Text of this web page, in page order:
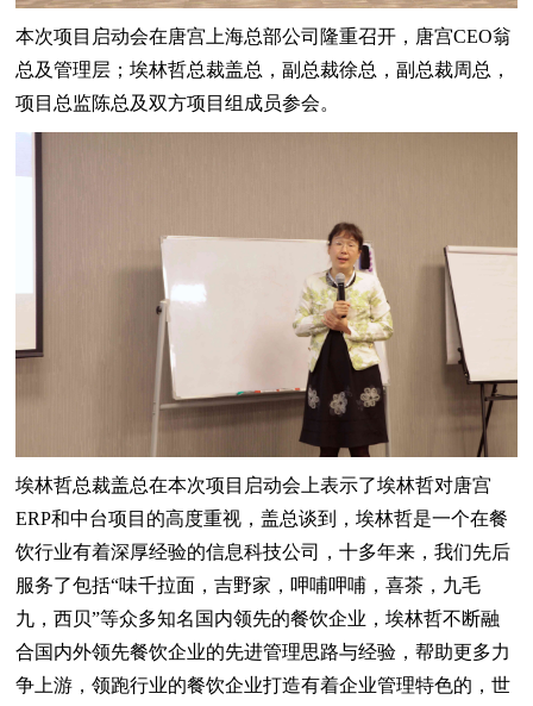
本次项目启动会在唐宫上海总部公司隆重召开，唐宫CEO翁
总及管理层；埃林哲总裁盖总，副总裁徐总，副总裁周总，
项目总监陈总及双方项目组成员参会。
埃林哲总裁盖总在本次项目启动会上表示了埃林哲对唐宫
ERP和中台项目的高度重视，盖总谈到，埃林哲是一个在餐
饮行业有着深厚经验的信息科技公司，十多年来，我们先后
服务了包括“味千拉面，吉野家，呷哺呷哺，喜茶，九毛
九，西贝”等众多知名国内领先的餐饮企业，埃林哲不断融
合国内外领先餐饮企业的先进管理思路与经验，帮助更多力
争上游，领跑行业的餐饮企业打造有着企业管理特色的，世